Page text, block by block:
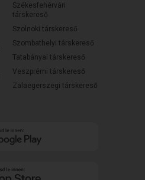
Székesfehérvári
társkereső
Szolnoki társkereső
Szombathelyi társkereső
Tatabányai társkereső
Veszprémi társkereső
Zalaegerszegi társkereső